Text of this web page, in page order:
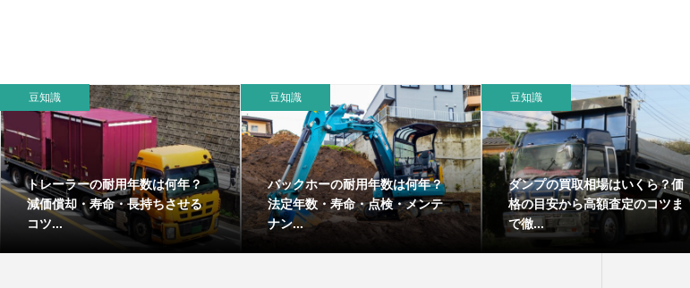
豆知識
トレーラーの耐用年数は何年？
減価償却・寿命・長持ちさせる
コツ...
豆知識
バックホーの耐用年数は何年？
法定年数・寿命・点検・メンテ
ナン...
豆知識
ダンプの買取相場はいくら？価
格の目安から高額査定のコツま
で徹...